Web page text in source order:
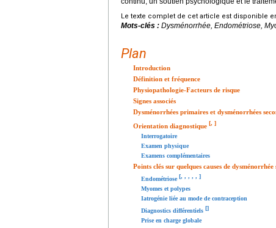
Le texte complet de cet article est disponible
Mots-clés : Dysménorrhée, Endométriose,
Plan
Introduction
Définition et fréquence
Physiopathologie-Facteurs de risque
Signes associés
Dysménorrhées primaires et dysménorrhées
Orientation diagnostique [, ]
Interrogatoire
Examen physique
Examens complémentaires
Points clés sur quelques causes de dysménorrhée
Endométriose[, , , , , ]
Myomes et polypes
Iatrogénie liée au mode de contraception
Diagnostics différentiels []
Prise en charge globale